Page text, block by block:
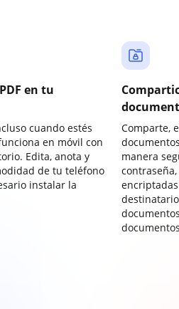
en tu
cuando estés
en móvil con
Edita, anota y
de tu teléfono
instalar la
Comparte,
manera